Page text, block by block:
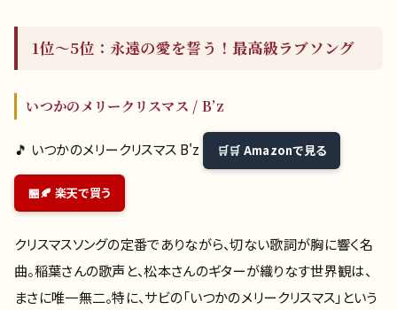
1位～5位：永遠の愛を誓う！最高級ラブソング
いつかのメリークリスマス / B’z
🎵 いつかのメリークリスマス B'z 🛒 Amazonで見る
🍂 楽天で買う
クリスマスソングの定番でありながら、切ない歌詞が胸に響く名
曲。稲葉さんの歌声と、松本さんのギターが織りなす世界観は、
まさに唯一無二。特に、サビの「いつかのメリークリスマス」という